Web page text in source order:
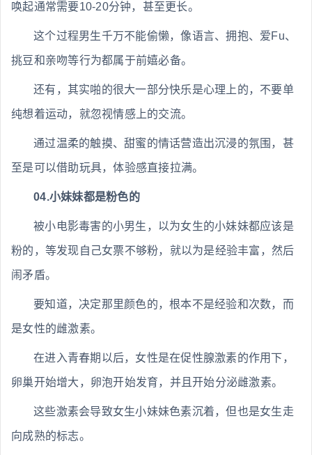
唤起通常需要10-20分钟，甚至更长。
这个过程男生千万不能偷懒，像语言、拥抱、爱Fu、
挑豆和亲吻等行为都属于前嬉必备。
还有，其实啪的很大一部分快乐是心理上的，不要单
纯想着运动，就忽视情感上的交流。
通过温柔的触摸、甜蜜的情话营造出沉浸的氛围，甚
至是可以借助玩具，体验感直接拉满。
04.小妹妹都是粉色的
被小电影毒害的小男生，以为女生的小妹妹都应该是
粉的，等发现自己女票不够粉，就以为是经验丰富，然后
闹矛盾。
要知道，决定那里颜色的，根本不是经验和次数，而
是女性的雌激素。
在进入青春期以后，女性是在促性腺激素的作用下，
卵巢开始增大，卵泡开始发育，并且开始分泌雌激素。
这些激素会导致女生小妹妹色素沉着，但也是女生走
向成熟的标志。